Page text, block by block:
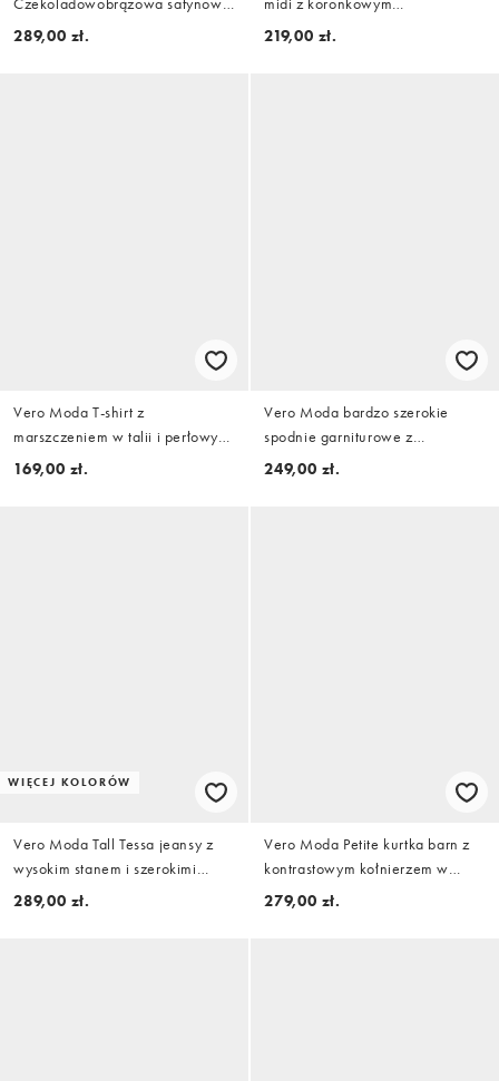
spódnica midi z podwyższonym
289,00 zł.
wykończeniem dołu w ciemnej
219,00 zł.
Vero Moda T-shirt z
marszczeniem w talii i perłowym
detalem w białym kolorze
169,00 zł.
Vero Moda bardzo szerokie
spodnie garniturowe z
zakładkami z przodu w czerni
249,00 zł.
WIĘCEJ KOLORÓW
Vero Moda Tall Tessa jeansy z
wysokim stanem i szerokimi
nogawkami w średnim szarym
289,00 zł.
Vero Moda Petite kurtka barn z
kontrastowym kołnierzem w
kolorze oatmeal
279,00 zł.